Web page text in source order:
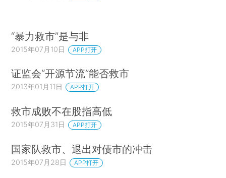
“暴力救市”是与非
2015年07月10日 APP打开
证监会“开源节流”能否救市
2013年01月11日 APP打开
救市成败不在股指高低
2015年07月31日 APP打开
国家队救市、退出对债市的冲击
2015年07月28日 APP打开